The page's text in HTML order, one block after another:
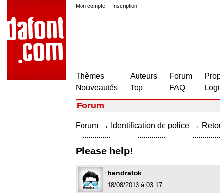
Mon compte | Inscription
Thèmes
Nouveautés
Auteurs
Top
Forum
FAQ
Forum
Forum → Identification de police →
Please help!
hendratok
18/08/2013 à 03:17